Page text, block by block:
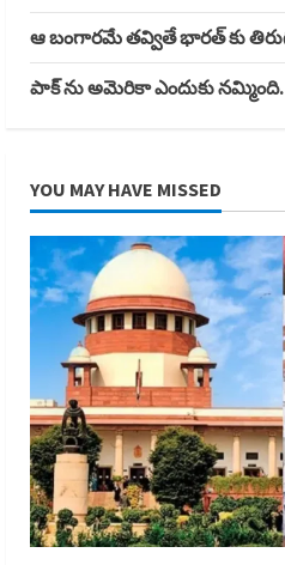
ఆ బంగారమే తవ్వితే భారత్ కు
పాక్ ను అమెరికా ఎందుకు
YOU MAY HAVE MISSED